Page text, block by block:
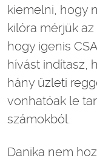
kiemelni, hogy
kilóra mérjük
hogy igenis
hívást indítasz,
hány üzleti
vonhatóak le
számokból.
Danika nem